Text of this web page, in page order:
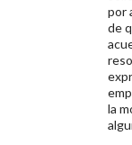
por
de
la